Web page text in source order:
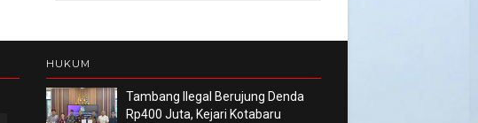
HUKUM
Tambang Ilegal Berujung Denda
Rp400 Juta, Kejari Kotabaru